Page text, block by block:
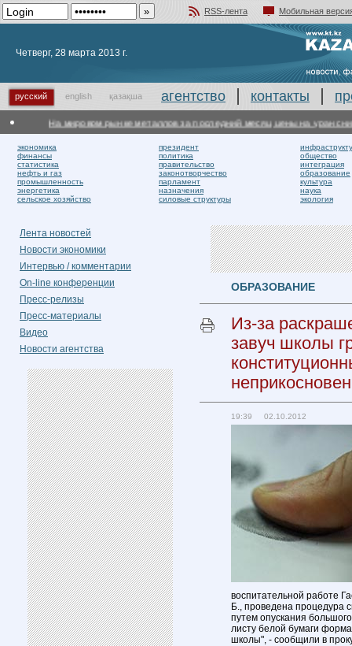
RSS-лента
Мобильная
Четверг, 28 марта 2013 г.
русский english қазақша агентство контакты
На мировом рынке металлов за последний месяц цены на уран
экономика
финансы
статистика
нефть и газ
промышленность
энергетика
сельское хозяйство
президент
политика
правительство
законотворчество
парламент
назначения
силовые структуры
общество
интеграция
образование
культура
наука
экология
Лента новостей
Новости экономики
Интервью / комментарии
On-line конференции
Пресс-релизы
Пресс-материалы
Видео
Новости агентства
ОБРАЗОВАНИЕ
Из-за
завуч школы
19:39 02.10.2012
воспитательной работе
Б., проведена процедура
путем опускания
листу белой бумаги
школы", - сообщили в